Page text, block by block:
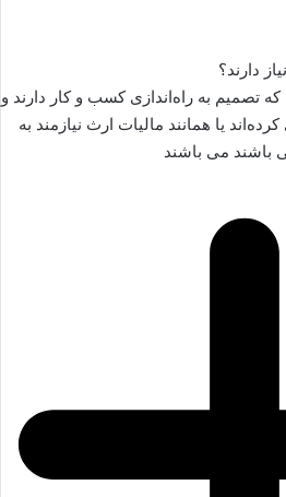
دارند؟
به راه‌اندازی کسب و کار دارند و
یا همانند مالیات ارث نیازمند به
باشند می باشند